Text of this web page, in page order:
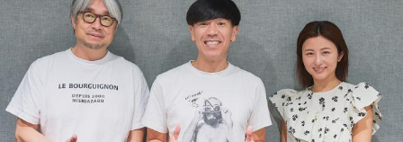
ると、その訪問客は茶封筒を机の上にソッと出します。そし
てドンはポン、ポン、ポン、と手を当てて厚さを確かめる。
そのままスーッと返す。返された側は帰りがけ、広いお庭の
中にあるお社に両手を合わせ、賽銭箱に封筒を置いていく、
と。こういう逸話がまことしやかに語られること自体が、ド
ンの権力を大きくしているんですね。直接、命令しなくても
本土復帰当時の記憶はありませんが、「僕らは“復帰っ子”と言
われている」と話すゴリさん。両親からは、復帰直後の沖縄
の活気や、ドルから円への切り替えをめぐる混乱を聞いて育
ちました。なかでも「『円になったほうがお金が減る』と文
句を言っていた」というエピソードは、当時ならではの出来
事として印象に残っているそうです。